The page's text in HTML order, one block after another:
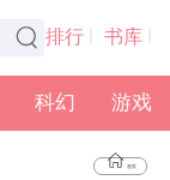
排行 书库
全本 书架
科幻 游戏
首页